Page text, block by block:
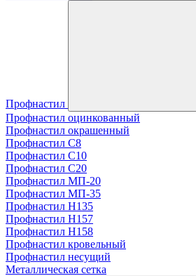
Профнастил
Профнастил оцинкованный
Профнастил окрашенный
Профнастил С8
Профнастил С10
Профнастил С20
Профнастил МП-20
Профнастил МП-35
Профнастил Н135
Профнастил H157
Профнастил Н158
Профнастил кровельный
Профнастил несущий
Металлическая сетка